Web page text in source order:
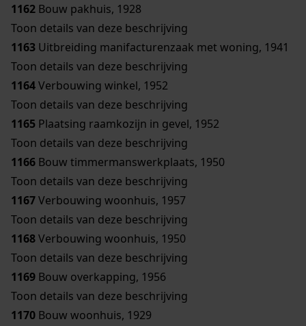
1162 Bouw pakhuis, 1928
Toon details van deze beschrijving
1163 Uitbreiding manifacturenzaak met woning, 1941
Toon details van deze beschrijving
1164Verbouwing winkel, 1952
Toon details van deze beschrijving
1165 Plaatsing raamkozijn in gevel, 1952
Toon details van deze beschrijving
1166 Bouw timmermanswerkplaats, 1950
Toon details van deze beschrijving
1167Verbouwing woonhuis, 1957
Toon details van deze beschrijving
1168Verbouwing woonhuis, 1950
Toon details van deze beschrijving
1169 Bouw overkapping, 1956
Toon details van deze beschrijving
1170 Bouw woonhuis, 1929